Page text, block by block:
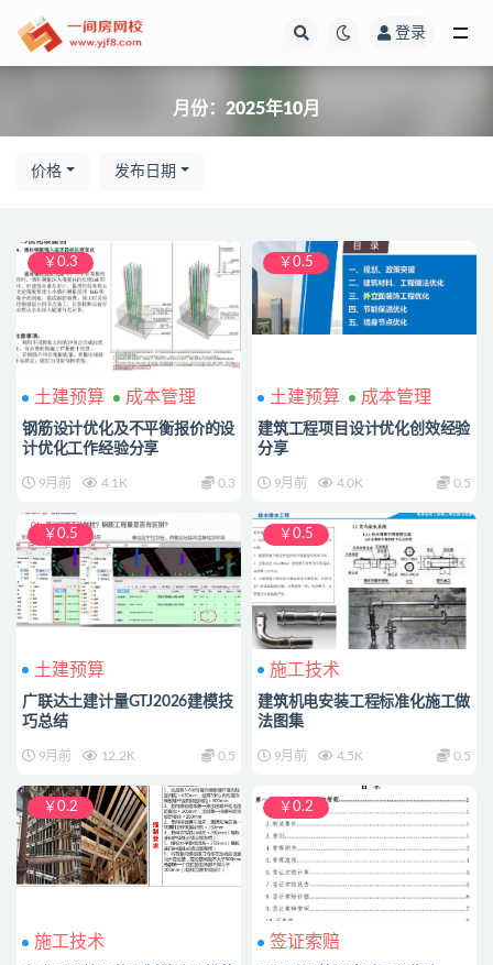
登录
月份：2025年10月
价格 发布日期
￥0.3
土建预算 成本管理
钢筋设计优化及不平衡报价的设
计优化工作经验分享
9月前 4.1K 0.3
￥0.5
土建预算 成本管理
建筑工程项目设计优化创效经验
分享
9月前 4.0K 0.5
￥0.5
土建预算
广联达土建计量GTJ2026建模技
巧总结
9月前 12.2K 0.5
￥0.5
施工技术
建筑机电安装工程标准化施工做
法图集
9月前 4.5K 0.5
￥0.2
施工技术
￥0.2
签证索赔